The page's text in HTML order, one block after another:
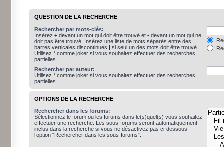
QUESTION DE LA RECHERCHE
Rechercher par mots-clés:
Insérez + devant un mot qui doit être trouvé et - devant un mot qui ne
doit pas être trouvé. Insérez une liste de mots séparés entre des
barres verticales discontinues | si seul un des mots doit être trouvé.
Utilisez * comme joker si vous souhaitez effectuer des recherches
partielles.
Rechercher par auteur:
Utilisez * comme joker si vous souhaitez effectuer des recherches
partielles.
OPTIONS DE LA RECHERCHE
Rechercher dans les forums:
Sélectionnez le forum ou les forums dans le(s)quel(s) vous souhaitez
effectuer une recherche. Les sous-forums seront automatiquement
inclus dans la recherche si vous ne désactivez pas ci-dessous
l’option “Rechercher dans les sous-forums”.